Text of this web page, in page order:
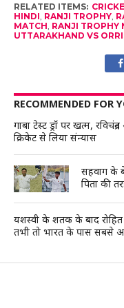
RELATED ITEMS:
HINDI RANJI TROPHY,
MATCH RANJI TROPHY
UTTARAKHAND VS
RECOMMENDED FOR
गाबा टेस्ट ड्रॉ पर खत्म,
क्रिकेट से लिया संन्यास
सहवाग के
पिता की
यशस्वी के शतक के बाद
तभी तो भारत के पास सबसे